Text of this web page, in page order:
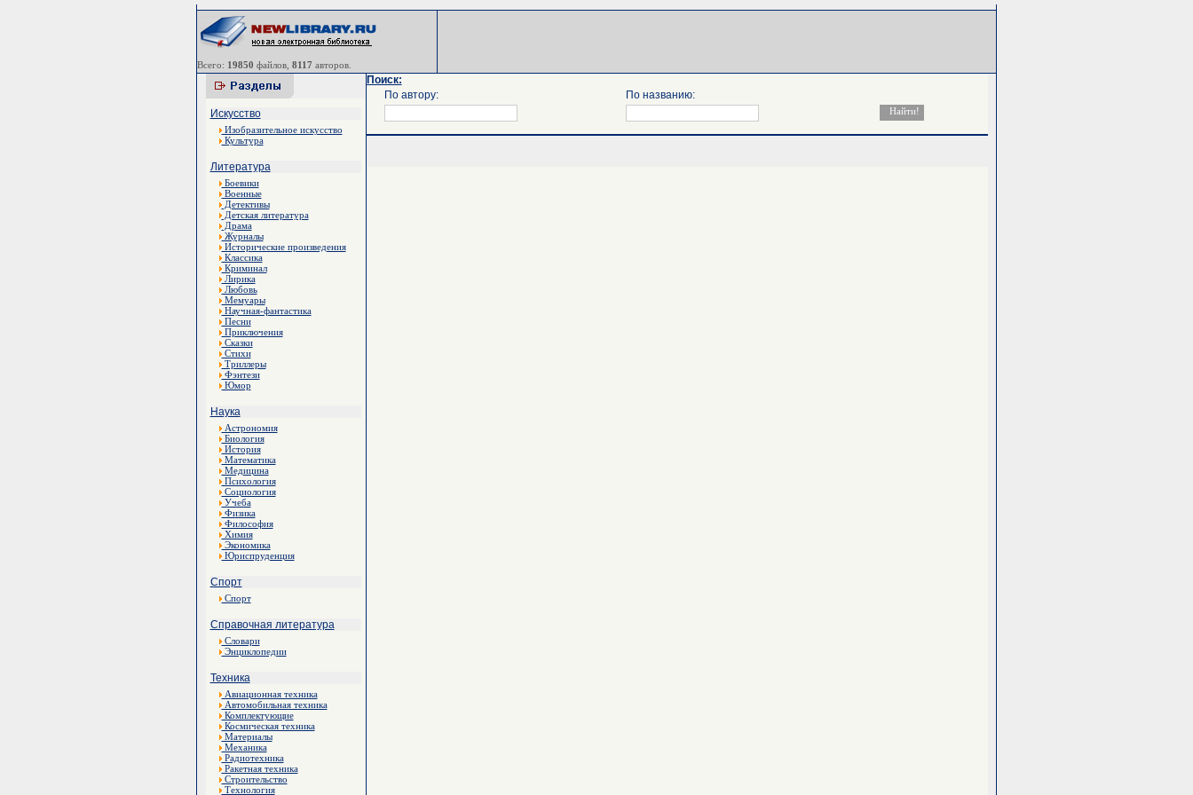
Всего: 19850 файлов, 8117 авторов.
Искусство
Изобразительное искусство
Культура
Литература
Боевики
Военные
Детективы
Детская литература
Драма
Журналы
Исторические произведения
Классика
Криминал
Лирика
Любовь
Мемуары
Научная-фантастика
Песни
Приключения
Сказки
Стихи
Триллеры
Фэнтези
Юмор
Наука
Астрономия
Биология
История
Математика
Медицина
Психология
Социология
Учеба
Физика
Философия
Химия
Экономика
Юриспруденция
Спорт
Спорт
Справочная литература
Словари
Энциклопедии
Техника
Авиационная техника
Автомобильная техника
Комплектующие
Космическая техника
Материалы
Механика
Радиотехника
Ракетная техника
Строительство
Технология
Поиск:
По автору:
По названию: